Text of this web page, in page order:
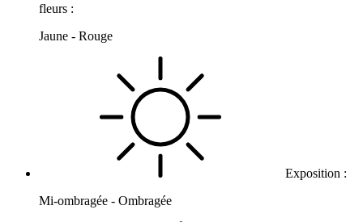
fleurs :
Jaune - Rouge
Exposition :
Mi-ombragée - Ombragée